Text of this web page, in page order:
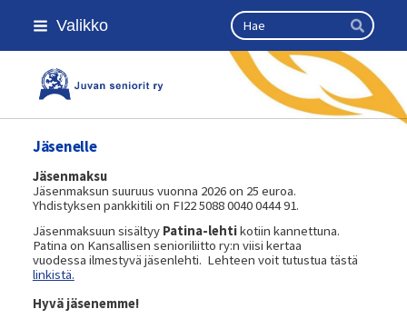
Siirry
sivun
Valikko Haku
Hae
Kansallinen senioriliitto
Jäsenelle
Jäsenmaksu
Jäsenmaksun suuruus vuonna 2026 on 25 euroa.
Yhdistyksen pankkitili on FI22 5088 0040 0444 91.
Jäsenmaksuun sisältyy Patina-lehtikotiin kannettuna.
Patina on Kansallisen senioriliitto ry:n viisi kertaa
vuodessa ilmestyvä jäsenlehti. Lehteen voit tutustua tästä
linkistä.
Hyvä jäsenemme!